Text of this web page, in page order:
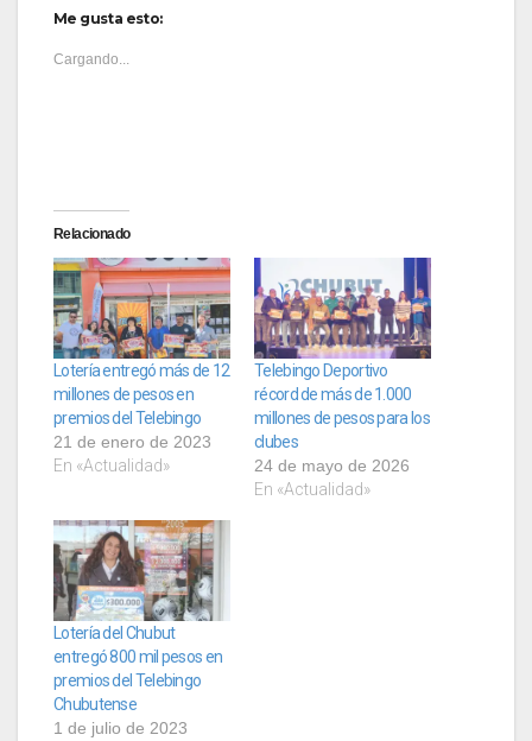
Me gusta esto:
Cargando...
Relacionado
Lotería entregó más de 12
millones de pesos en
premios del Telebingo
21 de enero de 2023
En «Actualidad»
Telebingo Deportivo
récord de más de 1.000
millones de pesos para los
clubes
24 de mayo de 2026
En «Actualidad»
Lotería del Chubut
entregó 800 mil pesos en
premios del Telebingo
Chubutense
1 de julio de 2023